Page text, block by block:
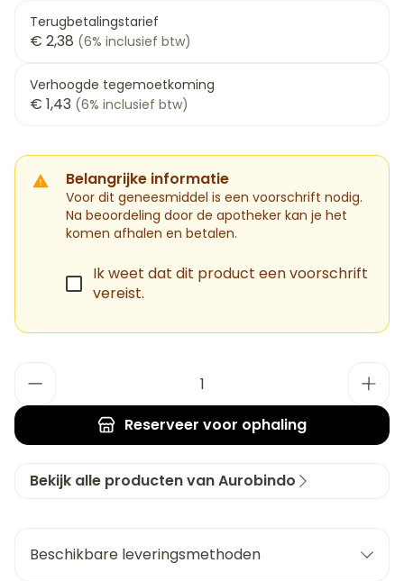
Terugbetalingstarief
€ 2,38 (6% inclusief btw)
Verhoogde tegemoetkoming
€ 1,43 (6% inclusief btw)
Belangrijke informatie
Voor dit geneesmiddel is een voorschrift nodig.
Na beoordeling door de apotheker kan je het
komen afhalen en betalen.
Ik weet dat dit product een voorschrift
vereist.
Reserveer voor ophaling
Bekijk alle producten van Aurobindo
Beschikbare leveringsmethoden